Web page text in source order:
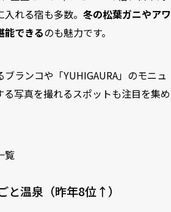
れる宿も多数。 冬の松葉ガニやアワ
能できるのも魅力です。
ランコや「YUHIGAURA」のモニュ
る写真を撮れるスポットも注目を集め
覧
と温泉（昨年8位↑）